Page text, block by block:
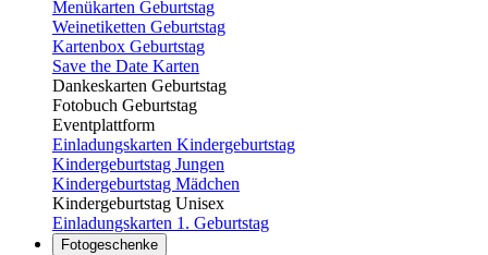
Menükarten Geburtstag
Weinetiketten Geburtstag
Kartenbox Geburtstag
Save the Date Karten
Dankeskarten Geburtstag
Fotobuch Geburtstag
Eventplattform
Einladungskarten Kindergeburtstag
Kindergeburtstag Jungen
Kindergeburtstag Mädchen
Kindergeburtstag Unisex
Einladungskarten 1. Geburtstag
Fotogeschenke